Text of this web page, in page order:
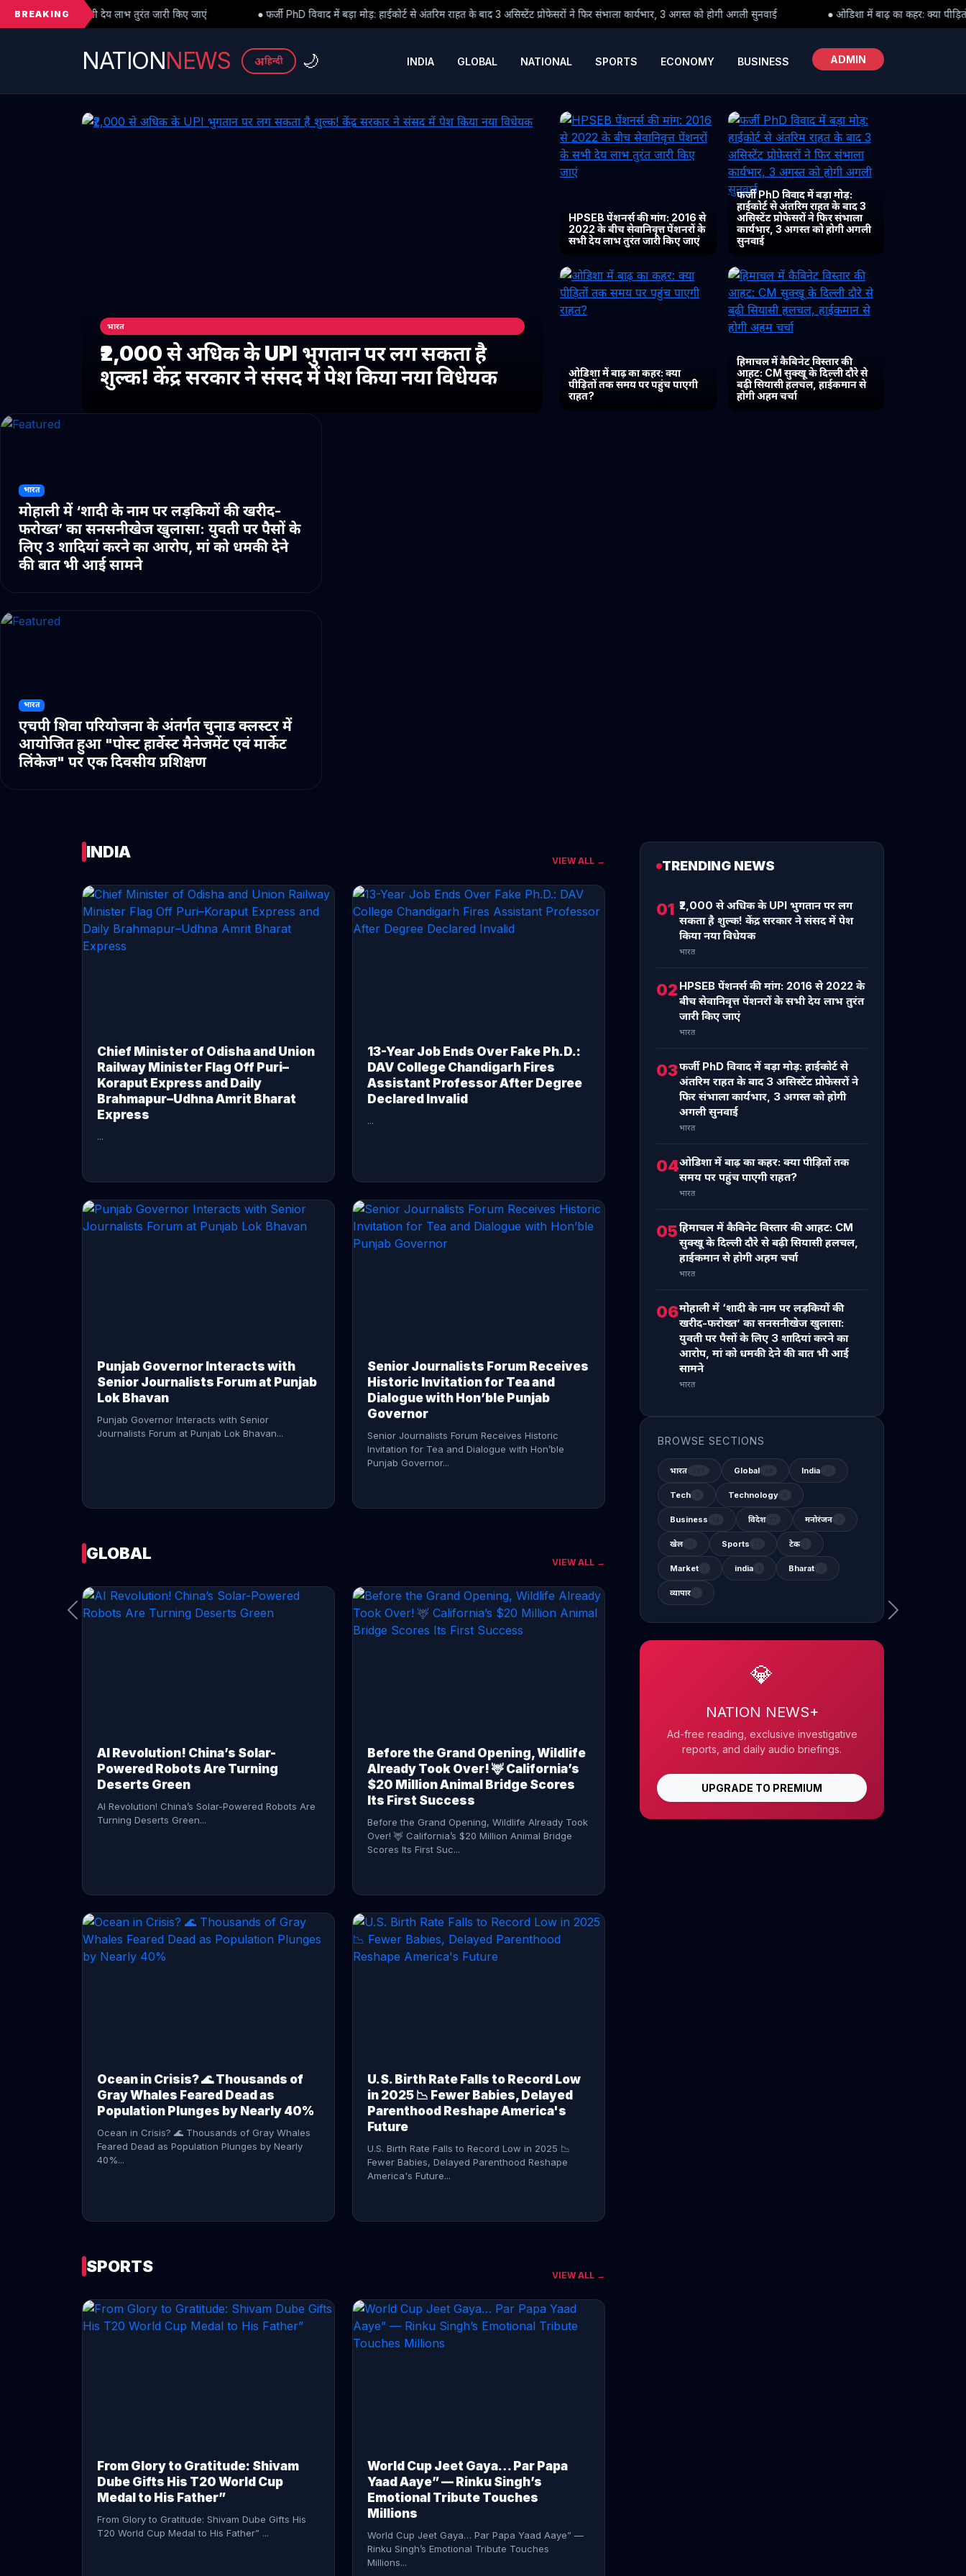
BREAKING
तुरंत जारी किए जाएं ● फर्जी PhD विवाद में बड़ा मोड़: हाईकोर्ट से अंतरिम राहत के बाद 3 असिस्टेंट प्रोफेसरों ने फिर संभाला कार्यभार, 3 अगस्त को होगी अगली सुनवाई ● ओडिशा में बाढ़ का कहर: क्या पीड़ितों तक समय पर पहुंच पाएगी
NATIONNEWS अहिन्दी 🌙 INDIA GLOBAL NATIONAL SPORTS ECONOMY BUSINESS ADMIN
भारत
₹2,000 से अधिक के UPI भुगतान पर लग सकता है
शुल्क! केंद्र सरकार ने संसद में पेश किया नया विधेयक
HPSEB पेंशनर्स की मांग: 2016 से
2022 के बीच सेवानिवृत्त पेंशनरों के
सभी देय लाभ तुरंत जारी किए जाएं
फर्जी PhD विवाद में बड़ा मोड़:
हाईकोर्ट से अंतरिम राहत के बाद 3
असिस्टेंट प्रोफेसरों ने फिर संभाला
कार्यभार, 3 अगस्त को होगी अगली
सुनवाई
ओडिशा में बाढ़ का कहर: क्या
पीड़ितों तक समय पर पहुंच पाएगी
राहत?
हिमाचल में कैबिनेट विस्तार की
आहट: CM सुक्खू के दिल्ली दौरे से
बढ़ी सियासी हलचल, हाईकमान से
होगी अहम चर्चा
भारत
मोहाली में ‘शादी के नाम पर लड़कियों की खरीद-
फरोख्त’ का सनसनीखेज खुलासा: युवती पर पैसों के
लिए 3 शादियां करने का आरोप, मां को धमकी देने
की बात भी आई सामने
भारत
एचपी शिवा परियोजना के अंतर्गत चुनाड क्लस्टर में
आयोजित हुआ "पोस्ट हार्वेस्ट मैनेजमेंट एवं मार्केट
लिंकेज" पर एक दिवसीय प्रशिक्षण
INDIA VIEW ALL →
Chief Minister of Odisha and Union
Railway Minister Flag Off Puri–
Koraput Express and Daily
Brahmapur–Udhna Amrit Bharat
Express
...
13-Year Job Ends Over Fake Ph.D.:
DAV College Chandigarh Fires
Assistant Professor After Degree
Declared Invalid
...
Punjab Governor Interacts with
Senior Journalists Forum at Punjab
Lok Bhavan
Punjab Governor Interacts with Senior
Journalists Forum at Punjab Lok Bhavan...
Senior Journalists Forum Receives
Historic Invitation for Tea and
Dialogue with Hon’ble Punjab
Governor
Senior Journalists Forum Receives Historic
Invitation for Tea and Dialogue with Hon’ble
Punjab Governor...
CONTINUE READING →
GLOBAL VIEW ALL →
AI Revolution! China’s Solar-
Powered Robots Are Turning
Deserts Green
AI Revolution! China’s Solar-Powered Robots Are
Turning Deserts Green...
Before the Grand Opening, Wildlife
Already Took Over! 🦌 California’s
$20 Million Animal Bridge Scores
Its First Success
Before the Grand Opening, Wildlife Already Took
Over! 🦌 California’s $20 Million Animal Bridge
Scores Its First Suc...
Ocean in Crisis? 🌊 Thousands of
Gray Whales Feared Dead as
Population Plunges by Nearly 40%
Ocean in Crisis? 🌊 Thousands of Gray Whales
Feared Dead as Population Plunges by Nearly
40%...
U.S. Birth Rate Falls to Record Low
in 2025 📉 Fewer Babies, Delayed
Parenthood Reshape America's
Future
U.S. Birth Rate Falls to Record Low in 2025 📉
Fewer Babies, Delayed Parenthood Reshape
America's Future...
CONTINUE READING →
SPORTS VIEW ALL →
From Glory to Gratitude: Shivam
Dube Gifts His T20 World Cup
Medal to His Father”
From Glory to Gratitude: Shivam Dube Gifts His
T20 World Cup Medal to His Father” ...
World Cup Jeet Gaya… Par Papa
Yaad Aaye” — Rinku Singh’s
Emotional Tribute Touches
Millions
World Cup Jeet Gaya… Par Papa Yaad Aaye” —
Rinku Singh’s Emotional Tribute Touches
Millions...
TRENDING NEWS
01 ₹2,000 से अधिक के UPI भुगतान पर लग
सकता है शुल्क! केंद्र सरकार ने संसद में पेश
किया नया विधेयक
भारत
02 HPSEB पेंशनर्स की मांग: 2016 से 2022 के
बीच सेवानिवृत्त पेंशनरों के सभी देय लाभ तुरंत
जारी किए जाएं
भारत
03फर्जी PhD विवाद में बड़ा मोड़: हाईकोर्ट से
अंतरिम राहत के बाद 3 असिस्टेंट प्रोफेसरों ने
फिर संभाला कार्यभार, 3 अगस्त को होगी
अगली सुनवाई
भारत
04ओडिशा में बाढ़ का कहर: क्या पीड़ितों तक
समय पर पहुंच पाएगी राहत?
भारत
05हिमाचल में कैबिनेट विस्तार की आहट: CM
सुक्खू के दिल्ली दौरे से बढ़ी सियासी हलचल,
हाईकमान से होगी अहम चर्चा
भारत
06मोहाली में ‘शादी के नाम पर लड़कियों की
खरीद-फरोख्त’ का सनसनीखेज खुलासा:
युवती पर पैसों के लिए 3 शादियां करने का
आरोप, मां को धमकी देने की बात भी आई
सामने
भारत
BROWSE SECTIONS
भारत Global India
Tech Technology
Business विदेश मनोरंजन
खेल Sports टेक
Market india Bharat
व्यापार
💎
NATION NEWS+
Ad-free reading, exclusive investigative
reports, and daily audio briefings.
UPGRADE TO PREMIUM